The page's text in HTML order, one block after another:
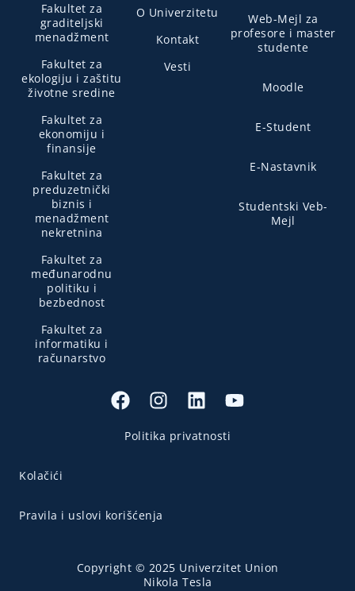
Fakultet za
graditeljski
menadžment
Fakultet za
ekologiju i zaštitu
životne sredine
Fakultet za
ekonomiju i
finansije
Fakultet za
preduzetnički
biznis i
menadžment
nekretnina
Fakultet za
međunarodnu
politiku i
bezbednost
Fakultet za
informatiku i
računarstvo
O Univerzitetu
Kontakt
Vesti
Web-Mejl za
profesore i master
studente
Moodle
E-Student
E-Nastavnik
Studentski Veb-
Mejl
Politika privatnosti
Kolačići
Pravila i uslovi korišćenja
Copyright © 2025 Univerzitet Union
Nikola Tesla